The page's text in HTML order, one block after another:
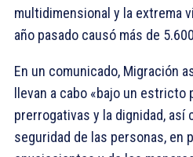
multidimensional y la extrema
año pasado causó más de
En un comunicado, Migración
llevan a cabo «bajo un estricto
prerrogativas y la dignidad, así
seguridad de las personas, en